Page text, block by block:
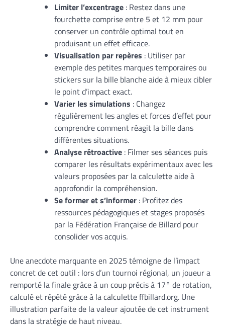
Limiter l’excentrage : Restez dans une
fourchette comprise entre 5 et 12 mm pour
conserver un contrôle optimal tout en
produisant un effet efficace.
Visualisation par repères : Utiliser par
exemple des petites marques temporaires ou
stickers sur la bille blanche aide à mieux cibler
le point d’impact exact.
Varier les simulations : Changez
régulièrement les angles et forces d’effet pour
comprendre comment réagit la bille dans
différentes situations.
Analyse rétroactive : Filmer ses séances puis
comparer les résultats expérimentaux avec les
valeurs proposées par la calculette aide à
approfondir la compréhension.
Se former et s’informer : Profitez des
ressources pédagogiques et stages proposés
par la Fédération Française de Billard pour
consolider vos acquis.
Une anecdote marquante en 2025 témoigne de l’impact
concret de cet outil : lors d’un tournoi régional, un joueur a
remporté la finale grâce à un coup précis à 17° de rotation,
calculé et répété grâce à la calculette ffbillard.org. Une
illustration parfaite de la valeur ajoutée de cet instrument
dans la stratégie de haut niveau.